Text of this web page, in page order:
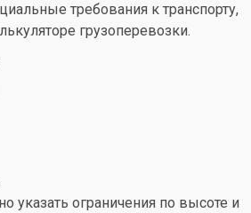
требования к транспорту,
грузоперевозки.
указать ограничения по высоте и